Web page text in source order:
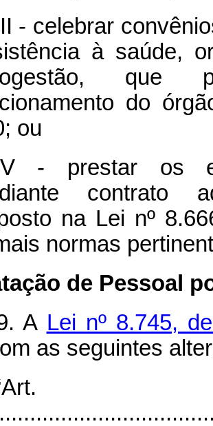
- celebrar
à saúde,
que
do
ou
- prestar os
contrato
na Lei nº
normas
de Pessoal
A Lei nº 8.745,
as seguintes